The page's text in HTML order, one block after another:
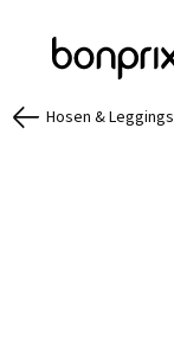
Hosen & Leggings